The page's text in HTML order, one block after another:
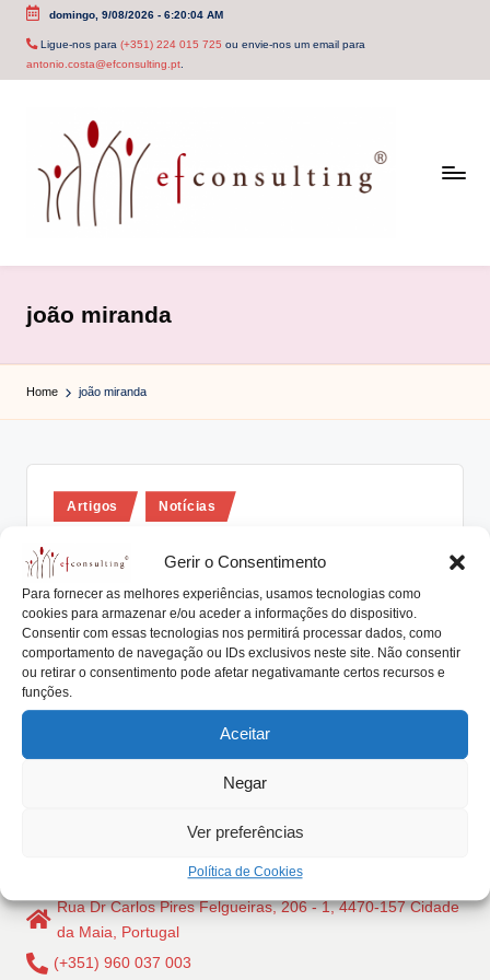
Gerir o Consentimento
Para fornecer as melhores experiências, usamos tecnologias como
cookies para armazenar e/ou aceder a informações do dispositivo.
Consentir com essas tecnologias nos permitirá processar dados, como
comportamento de navegação ou IDs exclusivos neste site. Não consentir
ou retirar o consentimento pode afetar negativamante certos recursos e
funções.
Aceitar
Negar
Ver preferências
Política de Cookies
Skip
domingo, 9/08/2026- 6:20:04 AM
Ligue-nos para (+351) 224 015 725 ou envie-nos um email para
antonio.costa@efconsulting.pt.
c
o
n
u
i
n
g
.
p
joão miranda
Home joão miranda
Posted
in
Artigos Notícias
produto ou o serviço da empresa
familiar
Posted
by
António Nogueira da Costa Setembro 15, 2017
Os valores da família empresária influenciam o
produto ou o serviço disponibilizado pela empresa
Read More
Rua Dr Carlos Pires Felgueiras, 206 - 1, 4470-157 Cidade
da Maia, Portugal
(+351) 960 037 003